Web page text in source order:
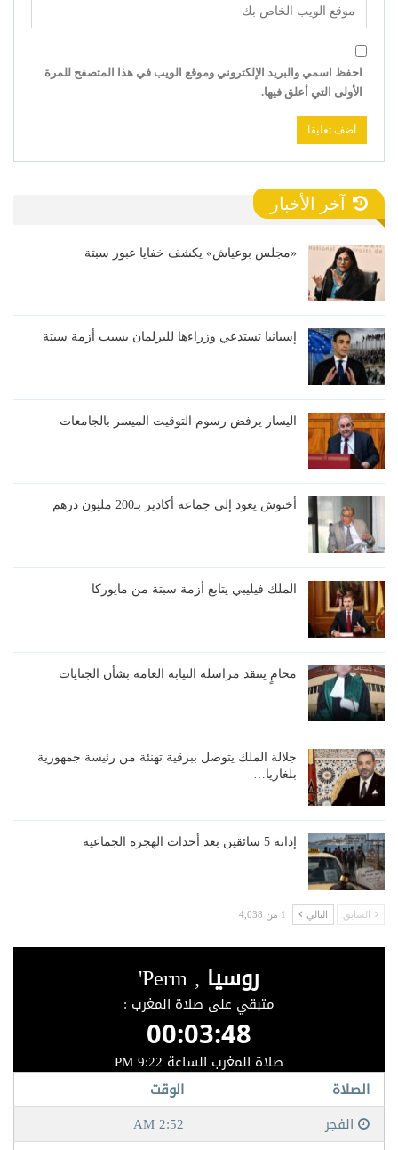
احفظ اسمي والبريد الإلكتروني وموقع الويب في هذا المتصفح للمرة
الأولى التي أعلق فيها.
آخر الأخبار
«مجلس بوعياش» يكشف خفايا عبور سبتة
إسبانيا تستدعي وزراءها للبرلمان بسبب أزمة سبتة
اليسار يرفض رسوم التوقيت الميسر بالجامعات
أخنوش يعود إلى جماعة أكادير بـ200 مليون درهم
الملك فيليبي يتابع أزمة سبتة من مايوركا
محامٍ ينتقد مراسلة النيابة العامة بشأن الجنايات
جلالة الملك يتوصل ببرقية تهنئة من رئيسة جمهورية
بلغاريا…
إدانة 5 سائقين بعد أحداث الهجرة الجماعية
السابق التالي 1 من 4,038